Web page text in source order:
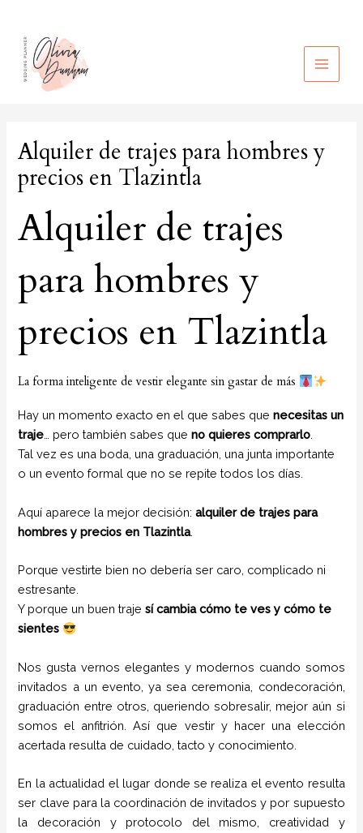
contenido
MAIN
Alquiler de trajes para hombres y
precios en Tlazintla
Alquiler de trajes
para hombres y
precios en Tlazintla
La forma inteligente de vestir elegante sin gastar de más
Hay un momento exacto en el que sabes quenecesitas un
traje… pero también sabes queno quieres comprarlo.
Tal vez es una boda, una graduación, una junta importante
o un evento formal que no se repite todos los días.
Aquí aparece la mejor decisión:alquiler de trajes para
hombres y precios en Tlazintla.
Porque vestirte bien no debería ser caro, complicado ni
estresante.
Y porque un buen trajesí cambia cómo te ves y cómo te
sientes
Nos gusta vernos elegantes y modernos cuando somos
invitados a un evento, ya sea ceremonia, condecoración,
graduación entre otros, queriendo sobresalir, mejor aún si
somos el anfitrión. Así que vestir y hacer una elección
acertada resulta de cuidado, tacto y conocimiento.
En la actualidad el lugar donde se realiza el evento resulta
ser clave para la coordinación de invitados y por supuesto
la decoración y protocolo del mismo, creatividad y